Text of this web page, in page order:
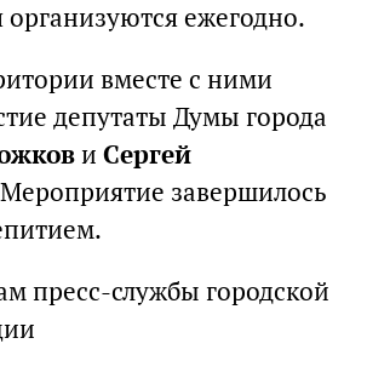
ежегодно.
вместе с ними
депутаты Думы города
и Сергей
завершилось
пресс-службы городской